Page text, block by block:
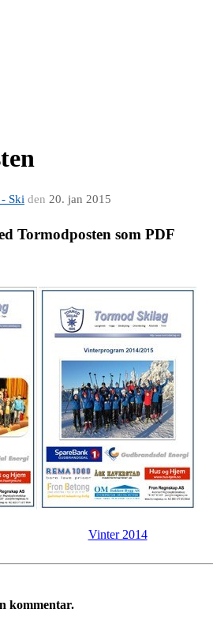
Ski den 20. jan 2015
Tormodposten som PDF
Vinter 2014
kommentar.